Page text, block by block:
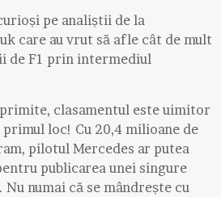
pe analiștii de la
care au vrut să afle cât de mult
de F1 prin intermediul
clasamentul este uimitor
loc! Cu 20,4 milioane de
pilotul Mercedes ar putea
publicarea unei singure
numai că se mândrește cu